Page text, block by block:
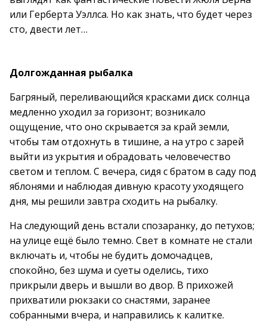
или Герберта Уэллса. Но как знать, что будет через
сто, двести лет…
Долгожданная рыбалка
Багряный, переливающийся красками диск солнца
медленно уходил за горизонт; возникало
ощущение, что оно скрывается за край земли,
чтобы там отдохнуть в тишине, а на утро с зарей
выйти из укрытия и обрадовать человечество
светом и теплом. С вечера, сидя с братом в саду под
яблонями и наблюдая дивную красоту уходящего
дня, мы решили завтра сходить на рыбалку.
На следующий день встали спозаранку, до петухов;
на улице ещё было темно. Свет в комнате не стали
включать и, чтобы не будить домочадцев,
спокойно, без шума и суеты оделись, тихо
прикрыли дверь и вышли во двор. В прихожей
прихватили рюкзаки со снастями, заранее
собранными вчера, и направились к калитке.